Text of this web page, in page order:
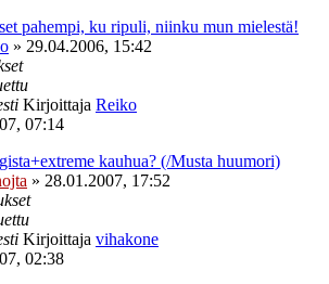
pahempi, ku ripuli, niinku mun mielestä!
» 29.04.2006, 15:42
Kirjoittaja Reiko
07:14
kauhua? (/Musta huumori)
» 28.01.2007, 17:52
Kirjoittaja vihakone
02:38